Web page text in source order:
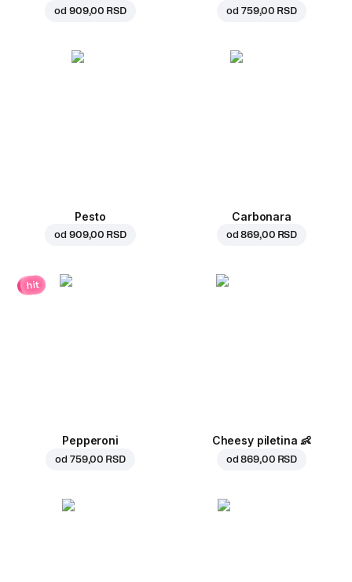
od 909,00 RSD od 759,00 RSD
Pesto
od 909,00 RSD
Carbonara
od869,00 RSD
hit
Pepperoni
od 759,00 RSD
Cheesy piletina 👶
od869,00 RSD